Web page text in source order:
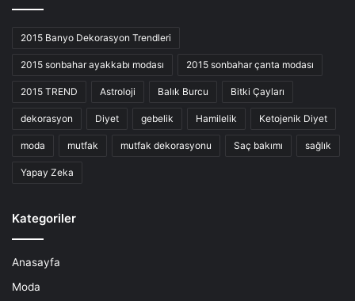
2015 Banyo Dekorasyon Trendleri
2015 sonbahar ayakkabı modası 2015 sonbahar çanta modası
2015 TREND Astroloji Balık Burcu Bitki Çayları
dekorasyon Diyet gebelik Hamilelik Ketojenik Diyet
moda mutfak mutfak dekorasyonu Saç bakımı sağlık
Yapay Zeka
Kategoriler
Anasayfa
Moda